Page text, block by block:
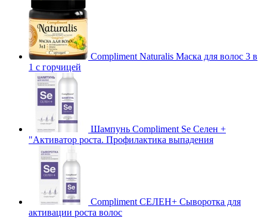
Compliment Naturalis Маска для волос 3 в
1 с горчицей
Шампунь Compliment Se Селен +
"Активатор роста. Профилактика выпадения
Compliment СЕЛЕН+ Сыворотка для
активации роста волос